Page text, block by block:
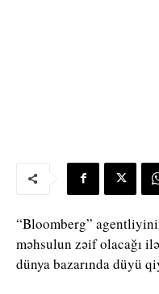
“Bloomberg”
məhsulun zəif olacağı
dünya bazarında düyü